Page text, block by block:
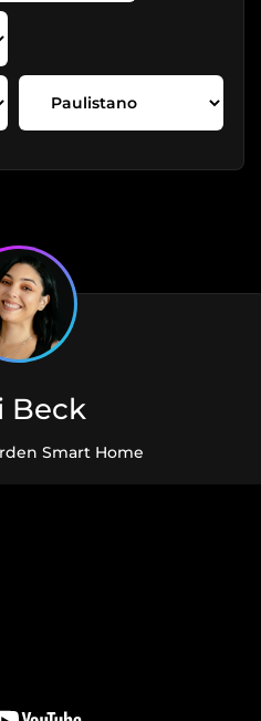
Beck
Smart Home